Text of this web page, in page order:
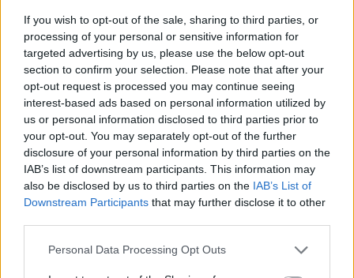
If you wish to opt-out of the sale, sharing to third parties, or
processing of your personal or sensitive information for
targeted advertising by us, please use the below opt-out
section to confirm your selection. Please note that after your
opt-out request is processed you may continue seeing
interest-based ads based on personal information utilized by
us or personal information disclosed to third parties prior to
your opt-out. You may separately opt-out of the further
disclosure of your personal information by third parties on the
IAB’s list of downstream participants. This information may
also be disclosed by us to third parties on the IAB’s List of
Downstream Participants that may further disclose it to other
Please note that this website/app uses one or more Google
Personal Data Processing Opt Outs
20:5029.08.19
ΝΔ σε ΣΥΡΙΖΑ: «Όχι άλλο κάρβουνο»
07:5005.06.19 19:0531.05.19